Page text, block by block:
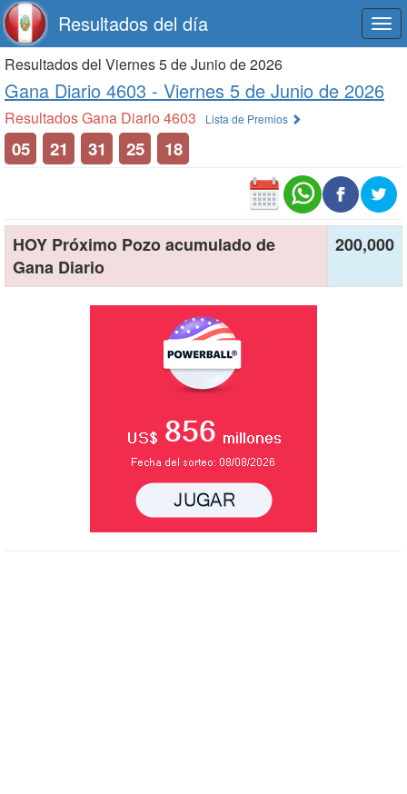
Resultados del día
Resultados del Viernes 5 de Junio de 2026
Gana Diario 4603 - Viernes 5 de Junio de 2026
Resultados Gana Diario 4603 Lista de Premios
05 21 31 25 18
HOY Próximo Pozo acumulado de
Gana Diario
200,000